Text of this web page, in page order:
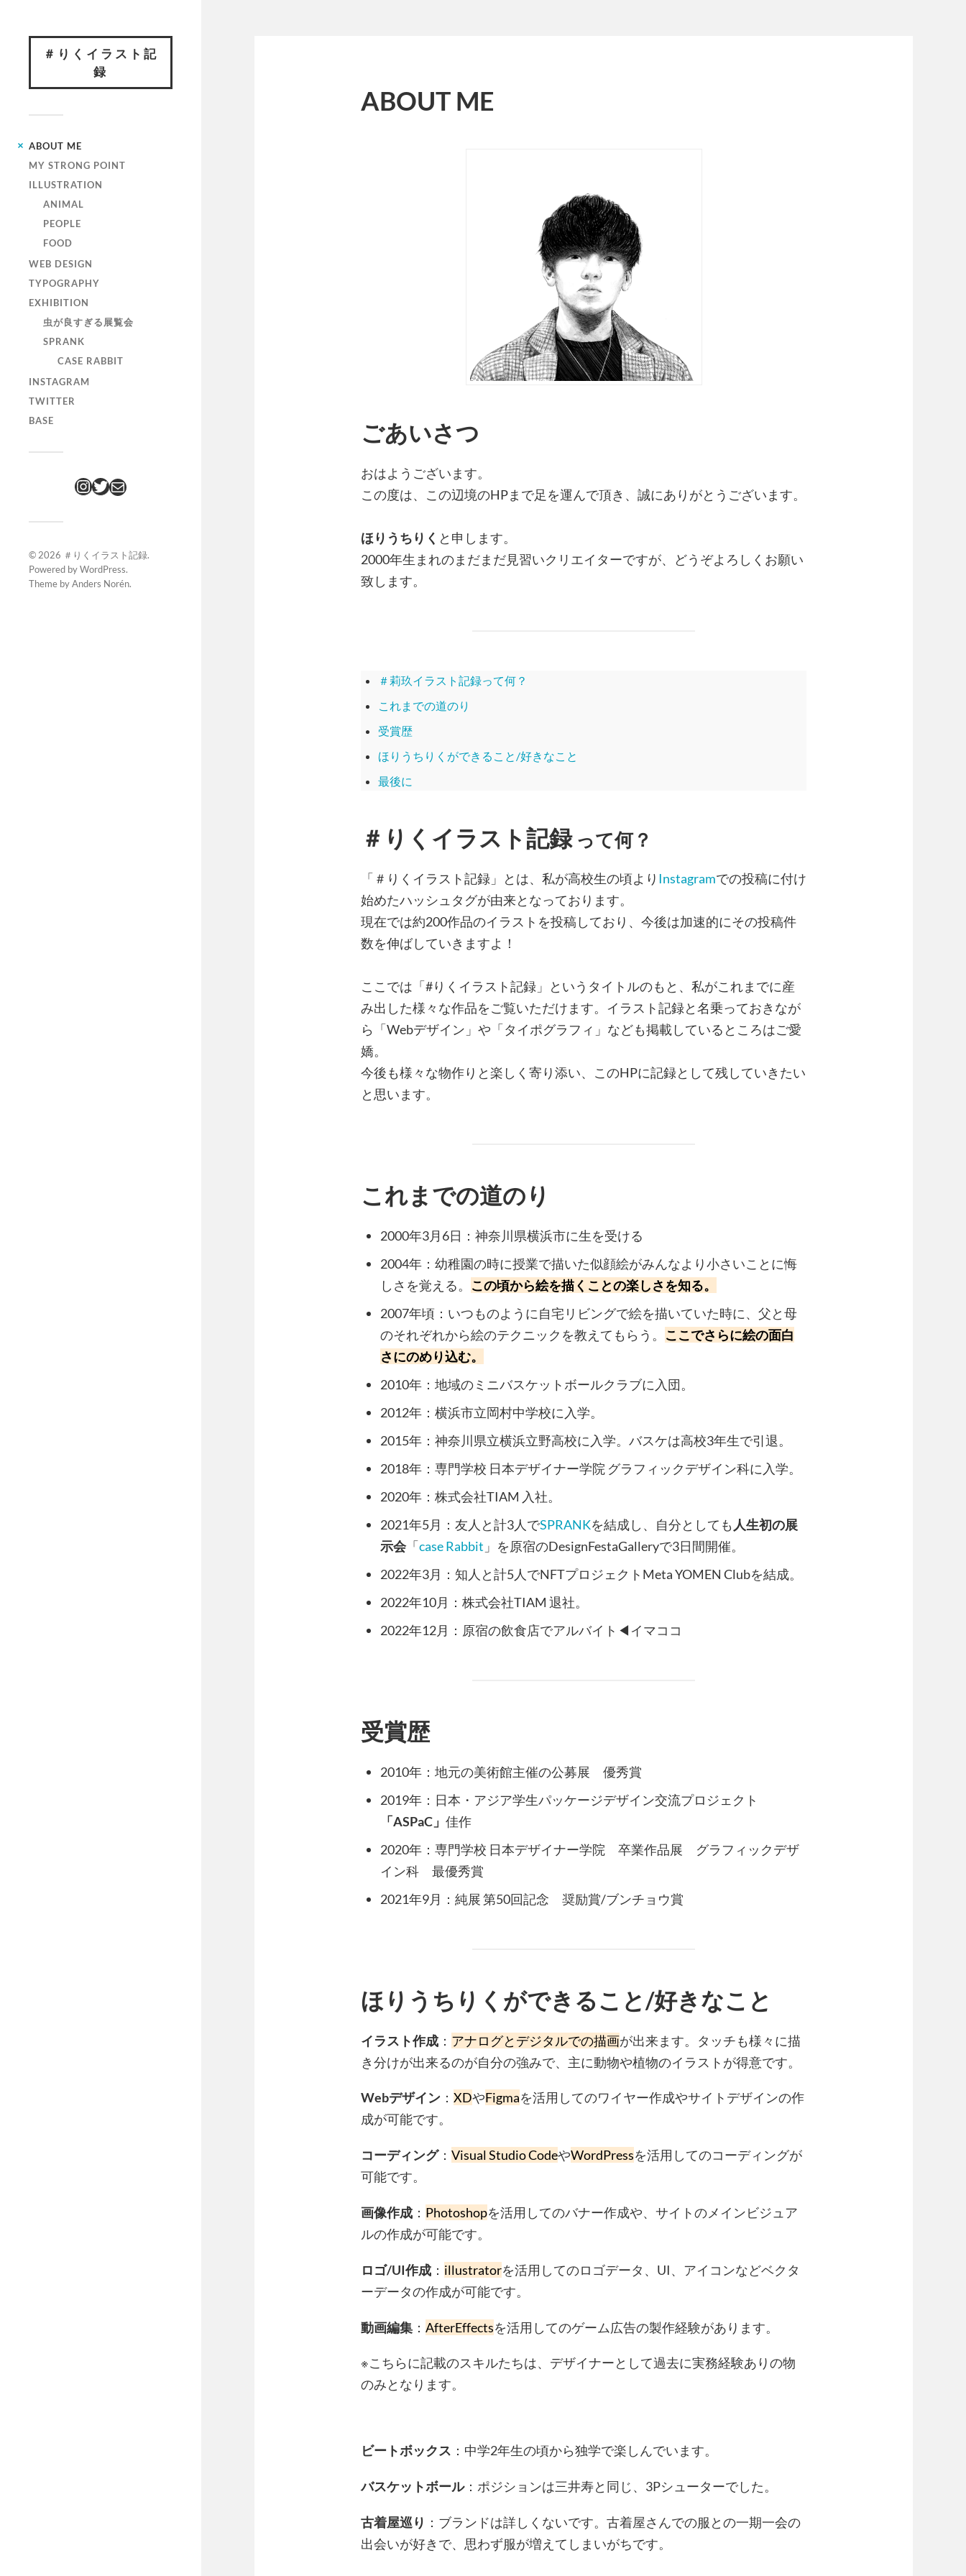
＃りくイラスト記
録
ABOUT ME
MY STRONG POINT
ILLUSTRATION
ANIMAL
PEOPLE
FOOD
WEB DESIGN
TYPOGRAPHY
EXHIBITION
虫が良すぎる展覧会
SPRANK
CASE RABBIT
INSTAGRAM
TWITTER
BASE
© 2026 ＃りくイラスト記録.
Powered byWordPress.
Theme byAnders Norén.
ABOUT ME
ごあいさつ
おはようございます。
この度は、この辺境のHPまで足を運んで頂き、誠にありがとうございます。
ほりうちりく と申します。
2000年生まれのまだまだ見習いクリエイターですが、どうぞよろしくお願い
致します。
＃莉玖イラスト記録って何？
これまでの道のり
受賞歴
ほりうちりくができること/好きなこと
最後に
＃りくイラスト記録 って何？
「＃りくイラスト記録」とは、私が高校生の頃より Instagramでの投稿に付け
始めたハッシュタグが由来となっております。
現在では約200作品のイラストを投稿しており、今後は加速的にその投稿件
数を伸ばしていきますよ！
ここでは「#りくイラスト記録」というタイトルのもと、私がこれまでに産
み出した様々な作品をご覧いただけます。イラスト記録と名乗っておきなが
ら「Webデザイン」や「タイポグラフィ」なども掲載しているところはご愛
嬌。
今後も様々な物作りと楽しく寄り添い、このHPに記録として残していきたい
と思います。
これまでの道のり
2000年3月6日：神奈川県横浜市に生を受ける
2004年：幼稚園の時に授業で描いた似顔絵がみんなより小さいことに悔
しさを覚える。 この頃から絵を描くことの楽しさを知る。
2007年頃：いつものように自宅リビングで絵を描いていた時に、父と母
のそれぞれから絵のテクニックを教えてもらう。 ここでさらに絵の面白
さにのめり込む。
2010年：地域のミニバスケットボールクラブに入団。
2012年：横浜市立岡村中学校に入学。
2015年：神奈川県立横浜立野高校に入学。バスケは高校3年生で引退。
2018年：専門学校 日本デザイナー学院 グラフィックデザイン科に入学。
2020年：株式会社TIAM 入社。
2021年5月：友人と計3人でSPRANKを結成し、自分としても 人生初の展
示会「case Rabbit 」を原宿のDesignFestaGalleryで3日間開催。
2022年3月：知人と計5人でNFTプロジェクトMeta YOMEN Clubを結成。
2022年10月：株式会社TIAM 退社。
2022年12月：原宿の飲食店でアルバイト◀︎イマココ
受賞歴
2010年：地元の美術館主催の公募展 優秀賞
2019年：日本・アジア学生パッケージデザイン交流プロジェクト
「ASPaC」 佳作
2020年：専門学校 日本デザイナー学院 卒業作品展 グラフィックデザ
イン科 最優秀賞
2021年9月：純展 第50回記念 奨励賞/ブンチョウ賞
ほりうちりくができること/好きなこと
イラスト作成 ： アナログとデジタルでの描画が出来ます。タッチも様々に描
き分けが出来るのが自分の強みで、主に動物や植物のイラストが得意です。
Webデザイン ： XDやFigmaを活用してのワイヤー作成やサイトデザインの作
成が可能です。
コーディング： Visual Studio CodeやWordPressを活用してのコーディングが
可能です。
画像作成 ： Photoshopを活用してのバナー作成や、サイトのメインビジュア
ルの作成が可能です。
ロゴ/UI作成 ： illustratorを活用してのロゴデータ、UI、アイコンなどベクタ
ーデータの作成が可能です。
動画編集 ： AfterEffectsを活用してのゲーム広告の製作経験があります。
※こちらに記載のスキルたちは、デザイナーとして過去に実務経験ありの物
のみとなります。
ビートボックス ：中学2年生の頃から独学で楽しんでいます。
バスケットボール：ポジションは三井寿と同じ、3Pシューターでした。
古着屋巡り ：ブランドは詳しくないです。古着屋さんでの服との一期一会の
出会いが好きで、思わず服が増えてしまいがちです。